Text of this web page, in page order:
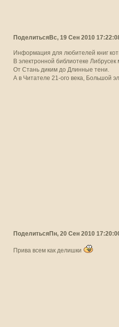
ПоделитьсяВс, 19 Сен 2010
Информация для любителей книг
В электронной библиотеке
От Стань диким до Длинные тени.
А в Читателе 21-ого века, Большой
Поделиться Пн, 20 Сен 2010
Прива всем как делишки